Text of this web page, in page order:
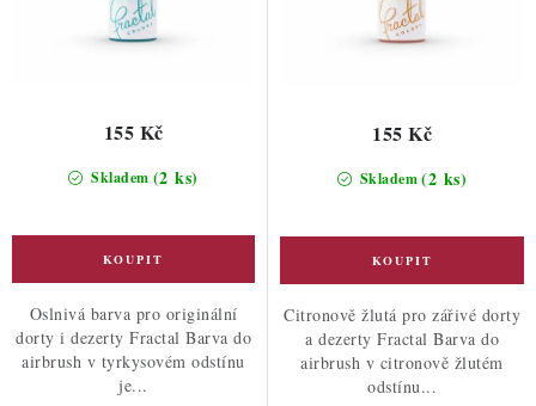
Skladem (2 ks)
155 Kč
Oslnivá barva pro originální
dorty i dezerty Fractal Barva do
airbrush v tyrkysovém odstínu
je...
Skladem(2 ks)
155 Kč
Citronově žlutá pro zářivé dorty
a dezerty Fractal Barva do
airbrush v citronově žlutém
odstínu...